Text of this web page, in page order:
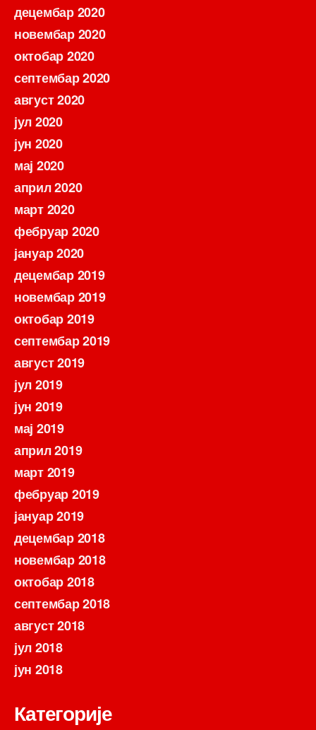
децембар 2020
новембар 2020
октобар 2020
септембар 2020
август 2020
јул 2020
јун 2020
мај 2020
април 2020
март 2020
фебруар 2020
јануар 2020
децембар 2019
новембар 2019
октобар 2019
септембар 2019
август 2019
јул 2019
јун 2019
мај 2019
април 2019
март 2019
фебруар 2019
јануар 2019
децембар 2018
новембар 2018
октобар 2018
септембар 2018
август 2018
јул 2018
јун 2018
Категорије